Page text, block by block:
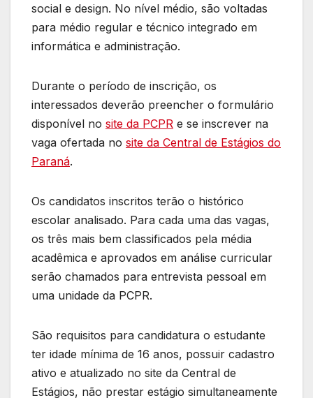
social e design. No nível médio, são voltadas
para médio regular e técnico integrado em
informática e administração.
Durante o período de inscrição, os
interessados deverão preencher o formulário
disponível no site da PCPR e se inscrever na
vaga ofertada no site da Central de Estágios do
Paraná.
Os candidatos inscritos terão o histórico
escolar analisado. Para cada uma das vagas,
os três mais bem classificados pela média
acadêmica e aprovados em análise curricular
serão chamados para entrevista pessoal em
uma unidade da PCPR.
São requisitos para candidatura o estudante
ter idade mínima de 16 anos, possuir cadastro
ativo e atualizado no site da Central de
Estágios, não prestar estágio simultaneamente